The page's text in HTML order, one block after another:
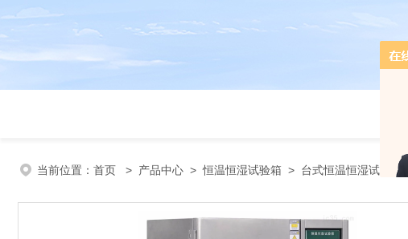
当前位置： 首页 > 产品中心 >恒温恒湿试验箱 > 台式恒温恒湿试验箱